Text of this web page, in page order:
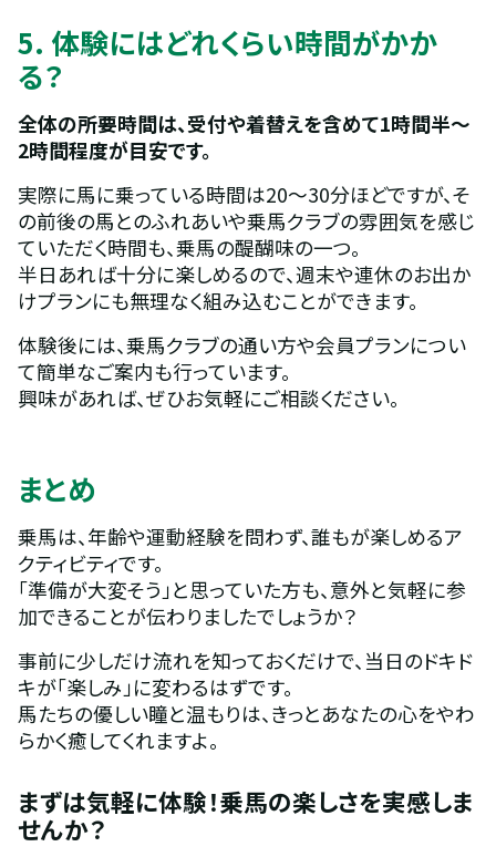
5. 体験にはどれくらい時間がかか
る？
全体の所要時間は、受付や着替えを含めて1時間半〜
2時間程度が目安です。
実際に馬に乗っている時間は20〜30分ほどですが、そ
の前後の馬とのふれあいや乗馬クラブの雰囲気を感じ
ていただく時間も、乗馬の醍醐味の一つ。
半日あれば十分に楽しめるので、週末や連休のお出か
けプランにも無理なく組み込むことができます。
体験後には、乗馬クラブの通い方や会員プランについ
て簡単なご案内も行っています。
興味があれば、ぜひお気軽にご相談ください。
まとめ
乗馬は、年齢や運動経験を問わず、誰もが楽しめるア
クティビティです。
「準備が大変そう」と思っていた方も、意外と気軽に参
加できることが伝わりましたでしょうか？
事前に少しだけ流れを知っておくだけで、当日のドキド
キが「楽しみ」に変わるはずです。
馬たちの優しい瞳と温もりは、きっとあなたの心をやわ
らかく癒してくれますよ。
まずは気軽に体験！乗馬の楽しさを実感しま
せんか？